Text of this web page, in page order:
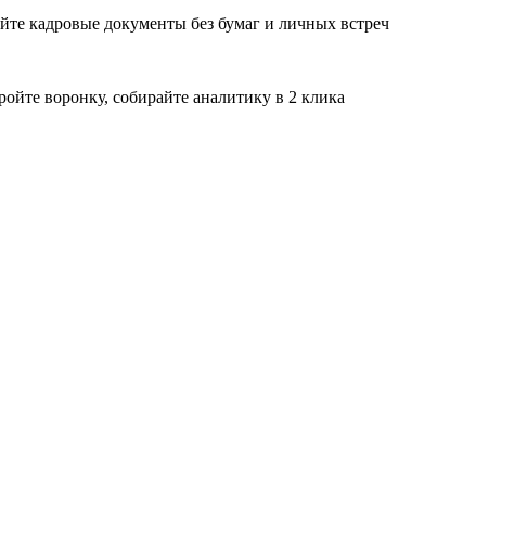
кадровые документы без бумаг и личных встреч
воронку, собирайте аналитику в 2 клика